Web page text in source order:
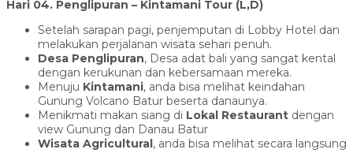
Hari 04. Penglipuran – Kintamani Tour (L,D)
Setelah sarapan pagi, penjemputan di Lobby Hotel dan
melakukan perjalanan wisata sehari penuh.
Desa Penglipuran, Desa adat bali yang sangat kental
dengan kerukunan dan kebersamaan mereka.
Menuju Kintamani, anda bisa melihat keindahan
Gunung Volcano Batur beserta danaunya.
Menikmati makan siang di Lokal Restaurant dengan
view Gunung dan Danau Batur
Wisata Agricultural, anda bisa melihat secara langsung